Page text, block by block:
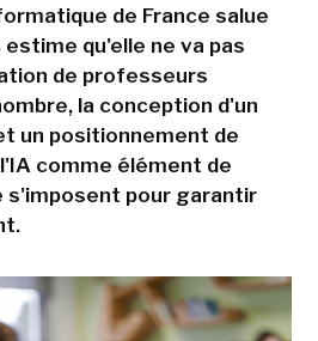
de France salue
qu'elle ne va pas
de professeurs
la conception d'un
un positionnement de
comme élément de
pour garantir